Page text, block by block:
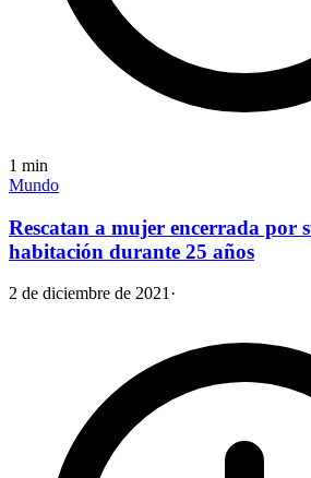
1 min
Mundo
Rescatan a mujer encerrada por
habitación durante 25 años
2 de diciembre de 2021·